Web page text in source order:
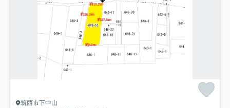
筑西市下中山